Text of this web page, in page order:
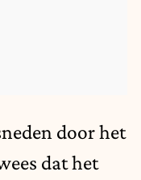
door het
dat het